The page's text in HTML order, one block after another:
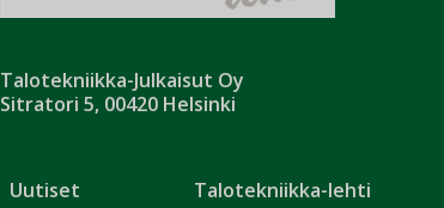
Talotekniikka-Julkaisut Oy
Sitratori 5, 00420 Helsinki
Uutiset
Talotekniikka-lehti